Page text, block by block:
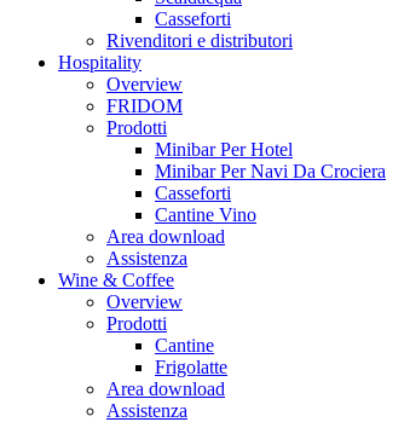
Casseforti
Rivenditori e distributori
Hospitality
Overview
FRIDOM
Prodotti
Minibar Per Hotel
Minibar Per Navi Da Crociera
Casseforti
Cantine Vino
Area download
Assistenza
Wine & Coffee
Overview
Prodotti
Cantine
Frigolatte
Area download
Assistenza